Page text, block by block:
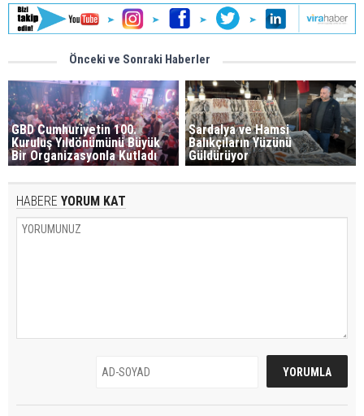
Önceki ve Sonraki Haberler
GBD Cumhuriyetin 100.
Kuruluş Yıldönümünü Büyük
Bir Organizasyonla Kutladı
Sardalya ve Hamsi
Balıkçıların Yüzünü
Güldürüyor
HABERE YORUM KAT